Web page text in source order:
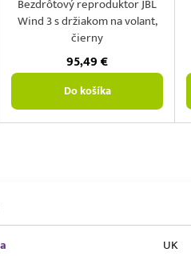
Bezdrôtový reproduktor JBL
Wind 3 s držiakom na volant,
čierny
95,49€
Do košíka
UK